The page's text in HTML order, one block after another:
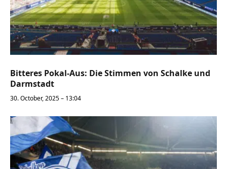
Bitteres Pokal-Aus: Die Stimmen von Schalke und
Darmstadt
30. October, 2025 – 13:04